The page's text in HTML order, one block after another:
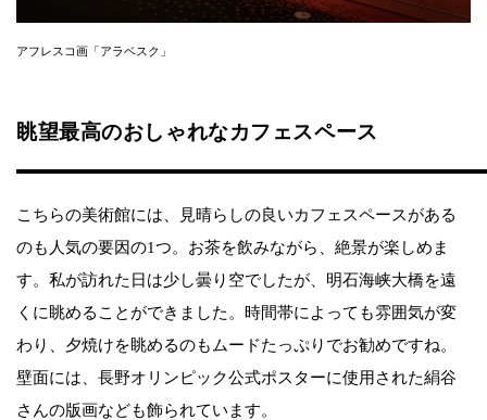
アフレスコ画「アラベスク」
眺望最高のおしゃれなカフェスペース
こちらの美術館には、見晴らしの良いカフェスペースがある
のも人気の要因の1つ。お茶を飲みながら、絶景が楽しめま
す。私が訪れた日は少し曇り空でしたが、明石海峡大橋を遠
くに眺めることができました。時間帯によっても雰囲気が変
わり、夕焼けを眺めるのもムードたっぷりでお勧めですね。
壁面には、長野オリンピック公式ポスターに使用された絹谷
さんの版画なども飾られています。